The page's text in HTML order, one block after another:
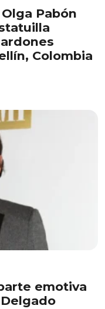
Pabón
Colombia
emotiva